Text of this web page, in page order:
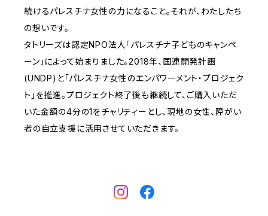
続けるパレスチナ女性の力になること。それが、わたしたち
の想いです。
タトリーズは認定NPO法人「パレスチナ子どものキャンペ
ーン」によって始まりました。2018年、国連開発計画
(UNDP)と「パレスチナ女性のエンパワーメント・プロジェク
ト」を推進。プロジェクト終了後も継続して、ご購入いただ
いた金額の4分の1をチャリティーとし、現地の女性、障がい
者の自立支援に活用させていただきます。